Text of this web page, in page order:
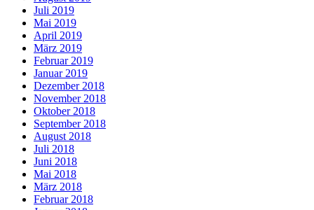
Juli 2019
Mai 2019
April 2019
März 2019
Februar 2019
Januar 2019
Dezember 2018
November 2018
Oktober 2018
September 2018
August 2018
Juli 2018
Juni 2018
Mai 2018
März 2018
Februar 2018